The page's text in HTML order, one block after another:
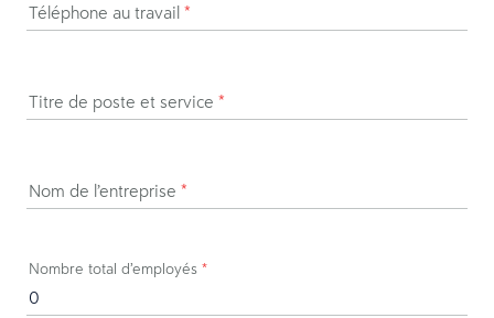
Téléphone au travail *
Titre de poste et service *
Nom de l’entreprise *
Nombre total d’employés *